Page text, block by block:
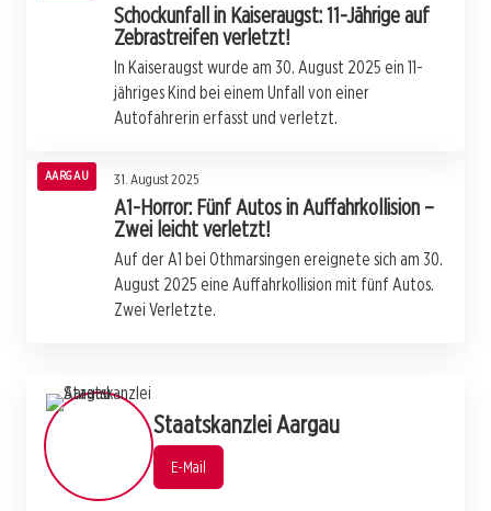
Schockunfall in Kaiseraugst: 11-Jährige auf
Zebrastreifen verletzt!
In Kaiseraugst wurde am 30. August 2025 ein 11-
jähriges Kind bei einem Unfall von einer
Autofahrerin erfasst und verletzt.
AARGAU 31. August 2025
A1-Horror: Fünf Autos in Auffahrkollision –
Zwei leicht verletzt!
Auf der A1 bei Othmarsingen ereignete sich am 30.
August 2025 eine Auffahrkollision mit fünf Autos.
Zwei Verletzte.
Staatskanzlei Aargau
E-Mail